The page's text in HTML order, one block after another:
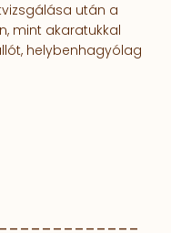
után a
mint akaratukkal
helybenhagyólag